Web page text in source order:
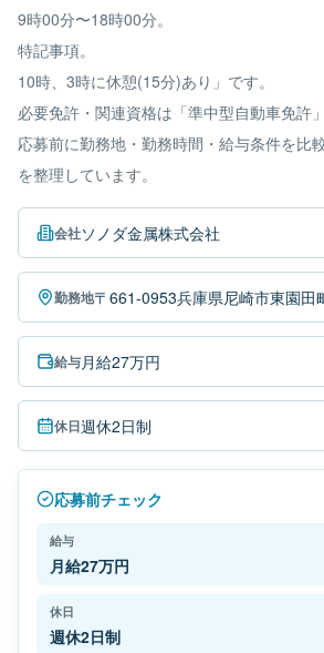
9時00分〜18時00分。
特記事項。
10時、3時に休憩(15分)あり」です。
必要免許・関連資格は「準中型自動車免許」
応募前に勤務地・勤務時間・給与条件を比
を整理しています。
会社ソノダ金属株式会社
勤務地〒661-0953兵庫県尼崎市東園田
給与月給27万円
休日週休2日制
応募前チェック
給与
月給27万円
休日
週休2日制